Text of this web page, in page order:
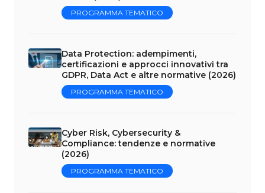
PROGRAMMA TEMATICO
Data Protection: adempimenti,
certificazioni e approcci innovativi tra
GDPR, Data Act e altre normative (2026)
PROGRAMMA TEMATICO
Cyber Risk, Cybersecurity &
Compliance: tendenze e normative
(2026)
PROGRAMMA TEMATICO